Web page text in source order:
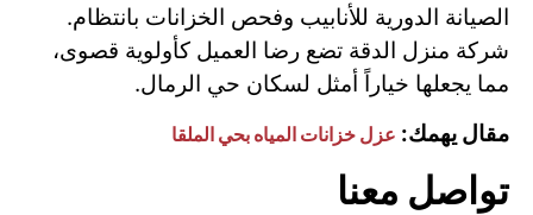
الصيانة الدورية للأنابيب وفحص الخزانات بانتظام.
شركة منزل الدقة تضع رضا العميل كأولوية قصوى،
مما يجعلها خياراً أمثل لسكان حي الرمال.
مقال يهمك: عزل خزانات المياه بحي الملقا
تواصل معنا